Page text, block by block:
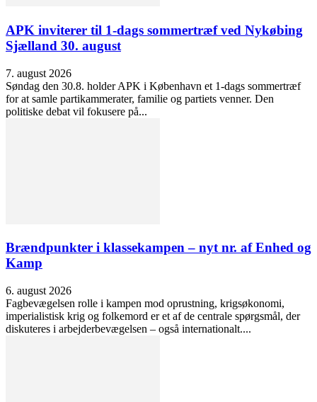
APK inviterer til 1-dags sommertræf ved Nykøbing
Sjælland 30. august
7. august 2026
Søndag den 30.8. holder APK i København et 1-dags sommertræf
for at samle partikammerater, familie og partiets venner. Den
politiske debat vil fokusere på...
Brændpunkter i klassekampen – nyt nr. af Enhed og
Kamp
6. august 2026
Fagbevægelsen rolle i kampen mod oprustning, krigsøkonomi,
imperialistisk krig og folkemord er et af de centrale spørgsmål, der
diskuteres i arbejderbevægelsen – også internationalt....